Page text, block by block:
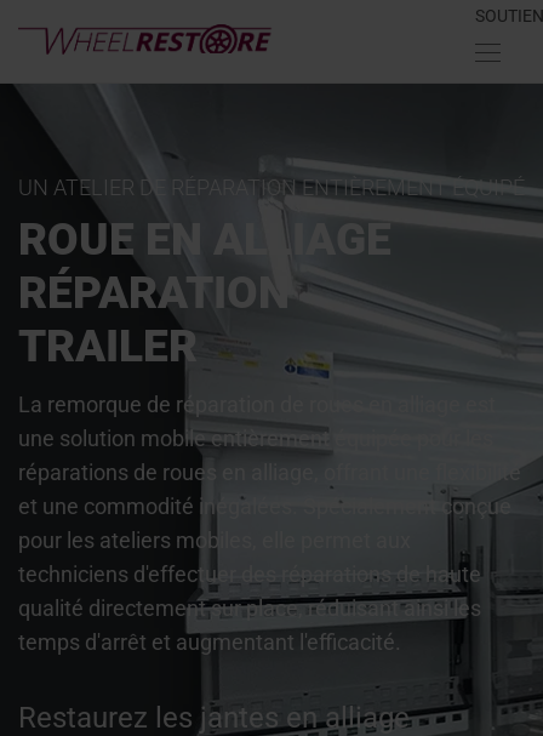
SOUTIEN
UN ATELIER DE RÉPARATION ENTIÈREMENT ÉQUIPÉ
ROUE EN ALLIAGE
RÉPARATION
TRAILER
La remorque de réparation de roues en alliage est
une solution mobile entièrement équipée pour les
réparations de roues en alliage, offrant une flexibilité
et une commodité inégalées. Spécialement conçue
pour les ateliers mobiles, elle permet aux
techniciens d'effectuer des réparations de haute
qualité directement sur place, réduisant ainsi les
temps d'arrêt et augmentant l'efficacité.
Restaurez les jantes en alliage